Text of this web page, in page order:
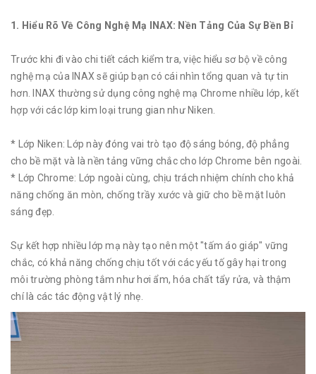
1. Hiểu Rõ Về Công Nghệ Mạ INAX: Nền Tảng Của Sự Bền Bỉ
Trước khi đi vào chi tiết cách kiểm tra, việc hiểu sơ bộ về công
nghệ mạ của INAX sẽ giúp bạn có cái nhìn tổng quan và tự tin
hơn. INAX thường sử dụng công nghệ mạ Chrome nhiều lớp, kết
hợp với các lớp kim loại trung gian như Niken.
* Lớp Niken: Lớp này đóng vai trò tạo độ sáng bóng, độ phẳng
cho bề mặt và là nền tảng vững chắc cho lớp Chrome bên ngoài.
* Lớp Chrome: Lớp ngoài cùng, chịu trách nhiệm chính cho khả
năng chống ăn mòn, chống trầy xước và giữ cho bề mặt luôn
sáng đẹp.
Sự kết hợp nhiều lớp mạ này tạo nên một "tấm áo giáp" vững
chắc, có khả năng chống chịu tốt với các yếu tố gây hại trong
môi trường phòng tắm như hơi ẩm, hóa chất tẩy rửa, và thậm
chí là các tác động vật lý nhẹ.